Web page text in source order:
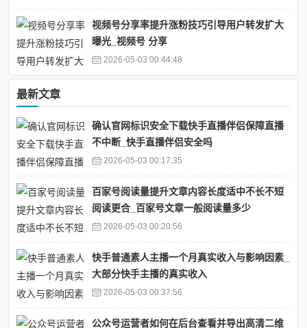
视频号分享率提升涨粉技巧引导用户转发扩大
曝光_视频号 分享
2026-05-03 00:44:48
最新文章
确认官网标识安全下载快手直播伴侣保障直播
不中断_快手直播伴侣安全吗
2026-05-03 00:17:35
百家号阅读量提升文章内容长度适中不长不短
阅读更合_百家号文章一般阅读量多少
2026-05-03 00:20:56
快手普通素人主播一个月真实收入与影响因素_
大部分快手主播的真实收入
2026-05-03 00:37:56
公众号运营者如何在后台查看并导出高清二维